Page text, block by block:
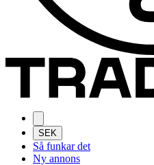
SEK
Så funkar det
Ny annons